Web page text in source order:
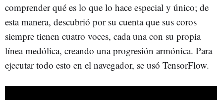
comprender qué es lo que lo hace especial y único; de
esta manera, descubrió por su cuenta que sus coros
siempre tienen cuatro voces, cada una con su propia
línea medólica, creando una progresión armónica. Para
ejecutar todo esto en el navegador, se usó TensorFlow.